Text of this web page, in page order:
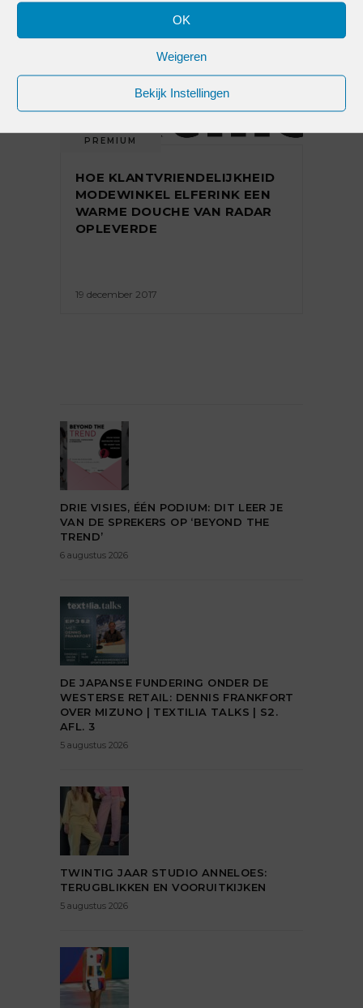
OK
Weigeren
Bekijk Instellingen
PREMIUM
HOE KLANTVRIENDELIJKHEID
MODEWINKEL ELFERINK EEN
WARME DOUCHE VAN RADAR
OPLEVERDE
19 december 2017
DRIE VISIES, ÉÉN PODIUM: DIT LEER JE
VAN DE SPREKERS OP ‘BEYOND THE
TREND’
6 augustus 2026
DE JAPANSE FUNDERING ONDER DE
WESTERSE RETAIL: DENNIS FRANKFORT
OVER MIZUNO | TEXTILIA TALKS | S2.
AFL. 3
5 augustus 2026
TWINTIG JAAR STUDIO ANNELOES:
TERUGBLIKKEN EN VOORUITKIJKEN
5 augustus 2026